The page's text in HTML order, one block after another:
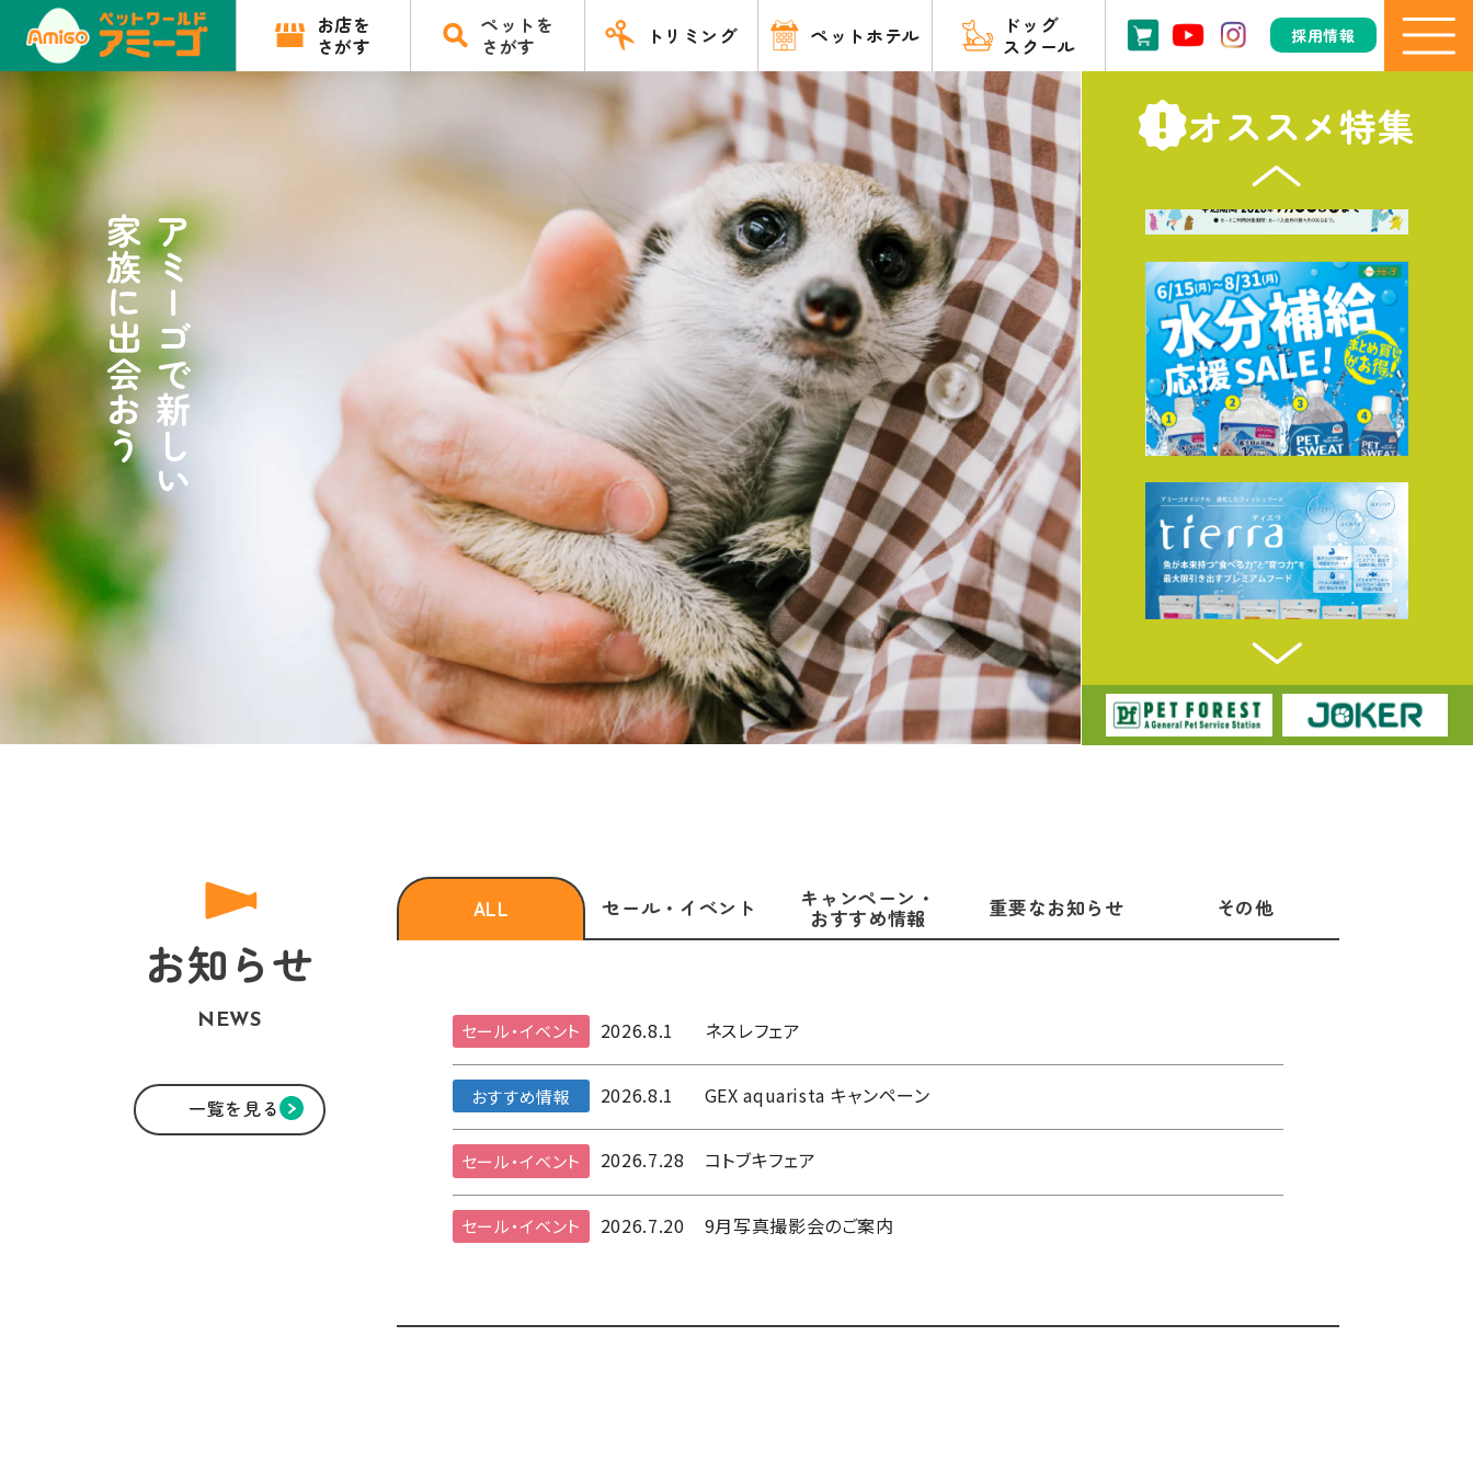
お店を
さがす
ペットを
さがす
トリミング ペットホテル
ドッグ
スクール
採用情報
アミーゴで新しい
家族に出会おう
オススメ特集
お知らせ
NEWS
一覧を見る
ALL セール・ イベント キャンペーン・
おすすめ情報 重要なお知らせ その他
セール・イベント 2026.8.1 ネスレフェア
おすすめ情報 2026.8.1 GEX aquarista キャンペーン
セール・イベント 2026.7.28 コトブキフェア
セール・イベント 2026.7.20 9月写真撮影会のご案内